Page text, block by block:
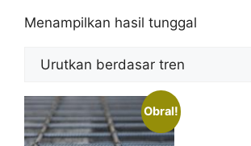
Menampilkan hasil tunggal
Obral!